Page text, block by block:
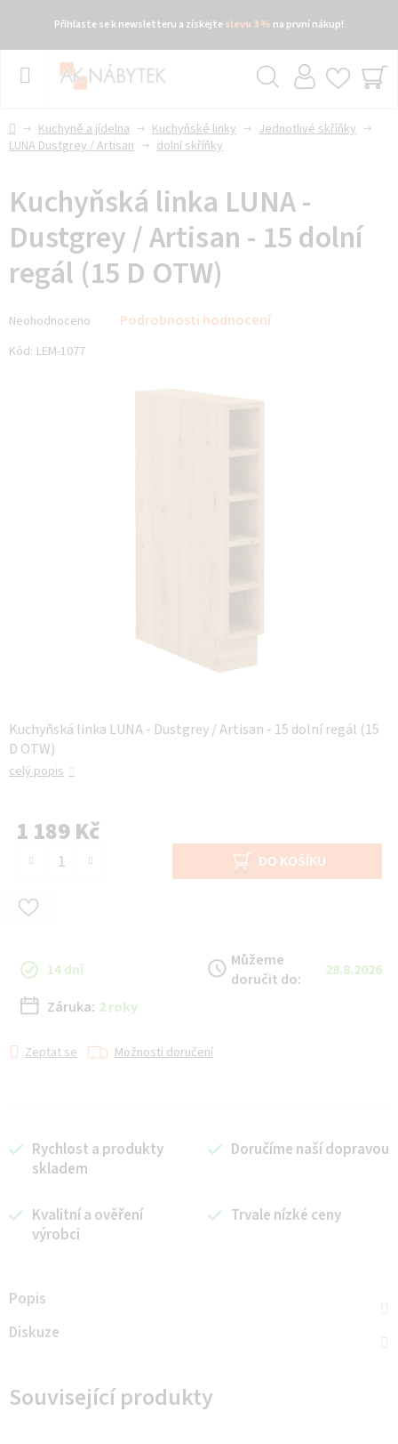
Přihlaste se k newsletteru a získejteslevu 3 % na první nákup!
Přejít
DomůKuchyně a jídelna Kuchyňské linky
Jednotlivé skříňky
LUNA Dustgrey / Artisan
dolní skříňky
Kuchyňská linka LUNA - Dustgrey / Artisan - 15 dolní regál (15
D OTW)
celý popis
1 189 Kč
DO KOŠÍKU
14 dní
Můžeme
doručit do:
28.8.2026
Záruka: 2 roky
Zeptat se Možnosti doručení
Kuchyňská linka LUNA -
Dustgrey / Artisan - 15 dolní
regál (15 D OTW)
hodnocení
produktu
Neohodnoceno Podrobnosti hodnocení
Kód: LEM-1077
Rychlost a produkty
skladem
Doručíme naší dopravou
Kvalitní a ověření
výrobci
Trvale nízké ceny
Popis
Diskuze
Související produkty